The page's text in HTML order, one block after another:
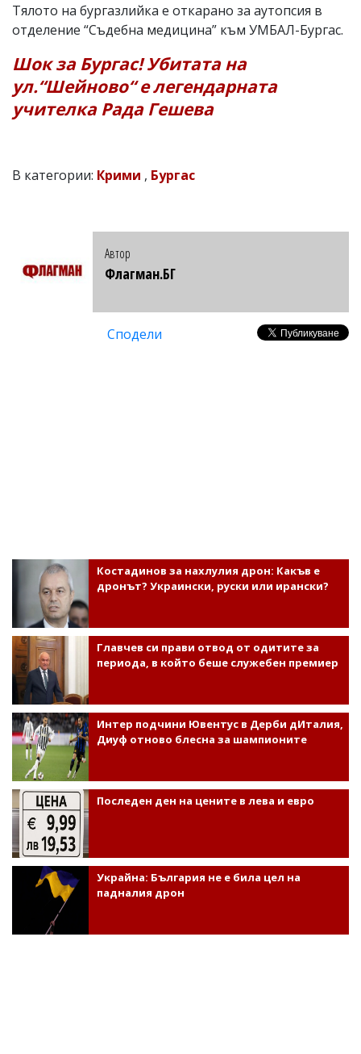
Тялото на бургазлийка е откарано за аутопсия в
отделение “Съдебна медицина” към УМБАЛ-Бургас.
Шок за Бургас! Убитата на
ул.“Шейново“ е легендарната
учителка Рада Гешева
В категории: Крими , Бургас
Автор
Флагман.БГ
Сподели
Костадинов за нахлулия дрон: Какъв е
дронът? Украински, руски или ирански?
Главчев си прави отвод от одитите за
периода, в който беше служебен премиер
Интер подчини Ювентус в Дерби дИталия,
Диуф отново блесна за шампионите
Последен ден на цените в лева и евро
Украйна: България не е била цел на
падналия дрон